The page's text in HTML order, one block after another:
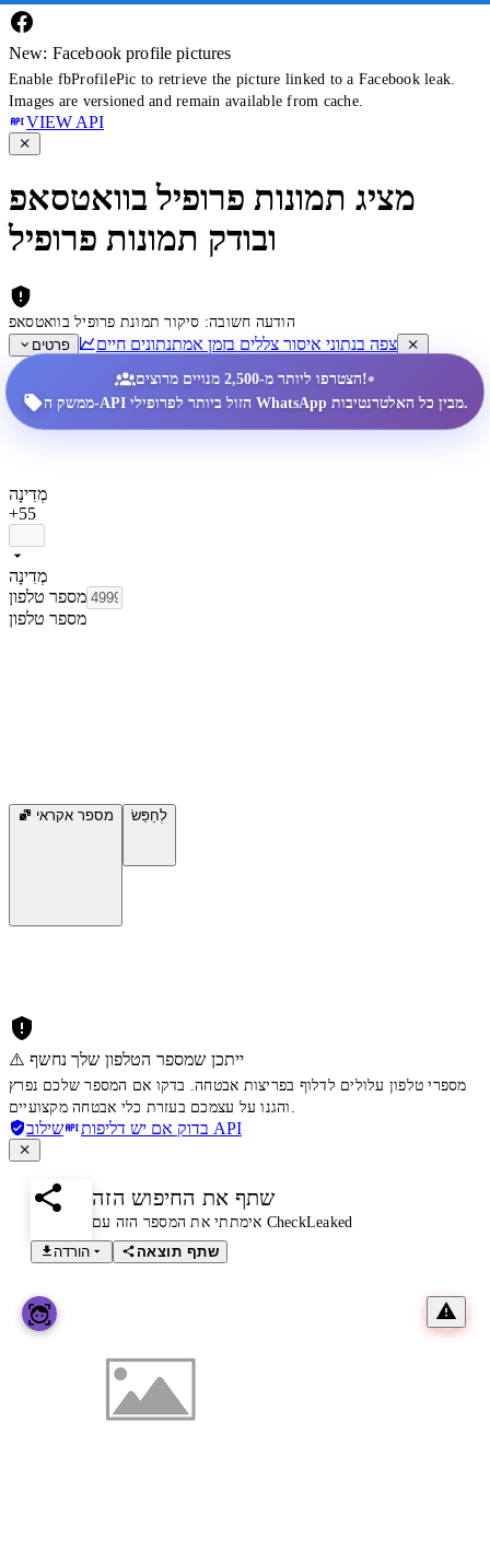
New: Facebook profile pictures
Enable fbProfilePic to retrieve the picture linked to a Facebook leak.
Images are versioned and remain available from cache.
VIEW API
מציג תמונות פרופיל בוואטסאפ
ובודק תמונות פרופיל
הודעה חשובה: סיקור תמונת פרופיל בוואטסאפ
פרטים
צפה בנתוני איסור צללים בזמן אמתנתונים חיים
הצטרפו ליותר מ-2,500 מנויים מרוצים!•
ממשק ה-API הזול ביותר לפרופילי WhatsApp מבין כל האלטרנטיבות.
מְדִינָה
+55
מְדִינָה
מספר טלפון
מספר טלפון
מספר אקראי לְחַפֵּשׂ
⚠️ ייתכן שמספר הטלפון שלך נחשף
מספרי טלפון עלולים לדלוף בפריצות אבטחה. בדקו אם המספר שלכם נפרץ
בדוק אם יש דליפות שילוב API
שתף את החיפוש הזה
אימתתי את המספר הזה עם CheckLeaked
הורדה
שתף תוצאה